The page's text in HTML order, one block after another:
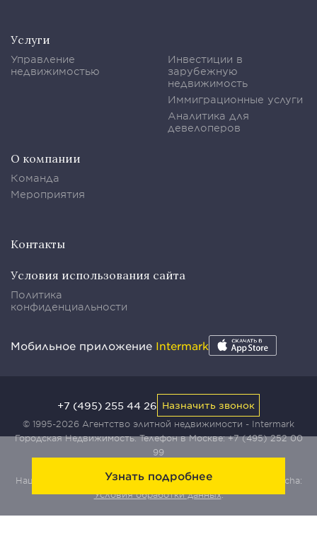
Узнать подробнее
Услуги
Управление
недвижимостью
Инвестиции в
зарубежную
недвижимость
Иммиграционные услуги
Аналитика для
девелоперов
О компании
Команда
Мероприятия
Контакты
Условия использования сайта
Политика
конфиденциальности
Мобильное приложение Intermark
© 1995-2026 Агентство элитной недвижимости - Intermark
Городская Недвижимость. Телефон в Москве:+7 (495) 252 00
99
Наш сайт защищен с помощью сервиса Yandex SmartCaptcha:
Условия обработки данных.
+7 (495) 255 44 26 Назначить звонок